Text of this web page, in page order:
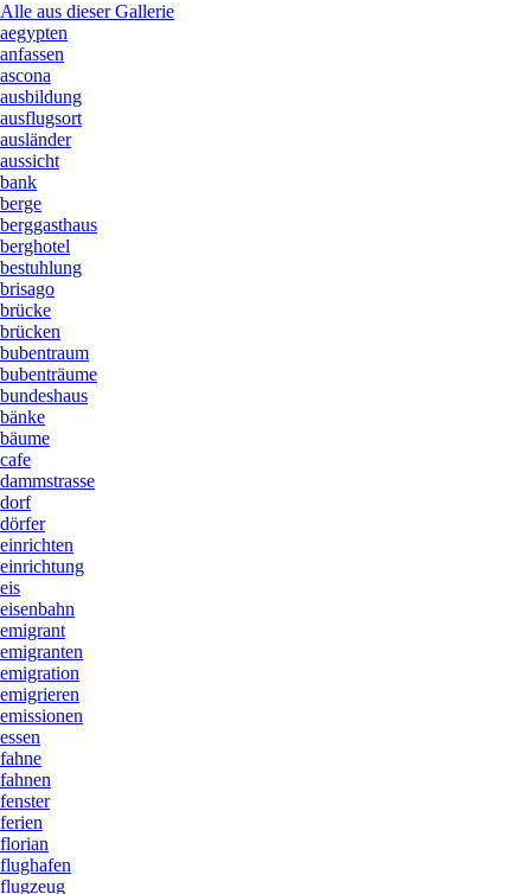
Alle aus dieser Gallerie
aegypten
anfassen
ascona
ausbildung
ausflugsort
ausländer
aussicht
bank
berge
berggasthaus
berghotel
bestuhlung
brisago
brücke
brücken
bubentraum
bubenträume
bundeshaus
bänke
bäume
cafe
dammstrasse
dorf
dörfer
einrichten
einrichtung
eis
eisenbahn
emigrant
emigranten
emigration
emigrieren
emissionen
essen
fahne
fahnen
fenster
ferien
florian
flughafen
flugzeug